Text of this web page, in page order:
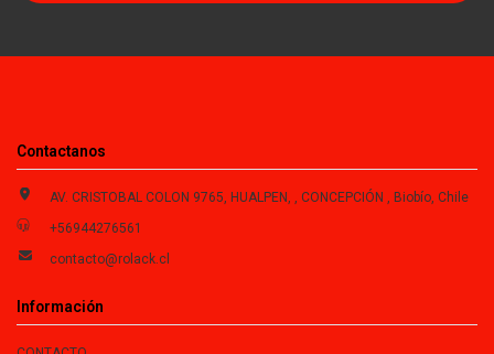
Contactanos
AV. CRISTOBAL COLON 9765, HUALPEN, , CONCEPCIÓN , Biobío, Chile
+56944276561
contacto@rolack.cl
Información